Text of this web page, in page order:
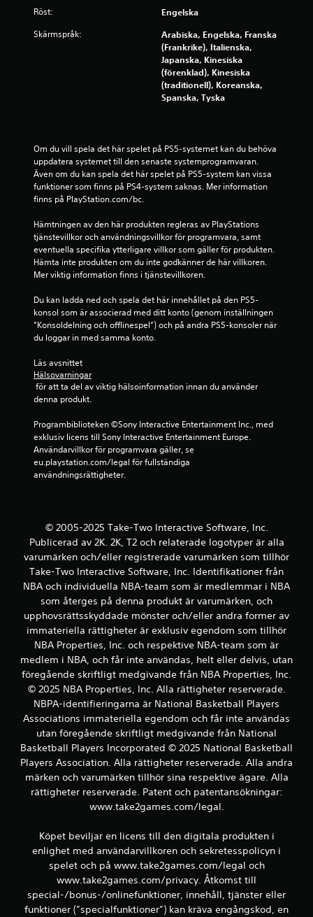
a
e
a
t
å
2
7
7
b
t
Röst: Engelska
Skärmspråk:
Arabiska, Engelska, Franska
(Frankrike), Italienska,
Japanska, Kinesiska
(förenklad), Kinesiska
(traditionell), Koreanska,
Spanska, Tyska
Om du vill spela det här spelet på PS5-systemet kan du behöva
uppdatera systemet till den senaste systemprogramvaran.
Även om du kan spela det här spelet på PS5-system kan vissa
funktioner som finns på PS4-system saknas. Mer information
finns på PlayStation.com/bc.
Hämtningen av den här produkten regleras av PlayStations
tjänstevillkor och användningsvillkor för programvara, samt
eventuella specifika ytterligare villkor som gäller för produkten.
Hämta inte produkten om du inte godkänner de här villkoren.
Mer viktig information finns i tjänstevillkoren.
Du kan ladda ned och spela det här innehållet på den PS5-
konsol som är associerad med ditt konto (genom inställningen
”Konsoldelning och offlinespel”) och på andra PS5-konsoler när
du loggar in med samma konto.
Läs avsnittet
Hälsovarningar
denna produkt.
Programbiblioteken ©Sony Interactive Entertainment Inc., med
exklusiv licens till Sony Interactive Entertainment Europe.
Användarvillkor för programvara gäller, se
eu.playstation.com/legal för fullständiga
användningsrättigheter.
© 2005-2025 Take-Two Interactive Software, Inc.
Publicerad av 2K. 2K, T2 och relaterade logotyper är alla
varumärken och/eller registrerade varumärken som tillhör
Take-Two Interactive Software, Inc. Identifikationer från
NBA och individuella NBA-team som är medlemmar i NBA
som återges på denna produkt är varumärken, och
upphovsrättsskyddade mönster och/eller andra former av
immateriella rättigheter är exklusiv egendom som tillhör
NBA Properties, Inc. och respektive NBA-team som är
medlem i NBA, och får inte användas, helt eller delvis, utan
föregående skriftligt medgivande från NBA Properties, Inc.
© 2025 NBA Properties, Inc. Alla rättigheter reserverade.
NBPA-identifieringarna är National Basketball Players
Associations immateriella egendom och får inte användas
utan föregående skriftligt medgivande från National
Basketball Players Incorporated © 2025 National Basketball
Players Association. Alla rättigheter reserverade. Alla andra
märken och varumärken tillhör sina respektive ägare. Alla
rättigheter reserverade. Patent och patentansökningar:
www.take2games.com/legal.
Köpet beviljar en licens till den digitala produkten i
enlighet med användarvillkoren och sekretesspolicyn i
spelet och på www.take2games.com/legal och
www.take2games.com/privacy. Åtkomst till
special-/bonus-/onlinefunktioner, innehåll, tjänster eller
funktioner (”specialfunktioner”) kan kräva engångskod, en